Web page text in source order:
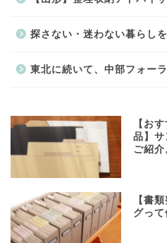
探さない・迷わない暮らし
東北に続いて、中部フォー
【お
品】
ご紹介
【書
グって